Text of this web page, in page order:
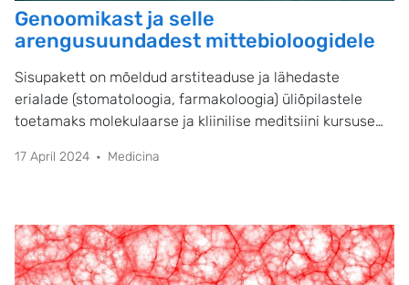
Genoomikast ja selle
arengusuundadest mittebioloogidele
Sisupakett on mõeldud arstiteaduse ja lähedaste
erialade (stomatoloogia, farmakoloogia) üliõpilastele
toetamaks molekulaarse ja kliinilise meditsiini kursuse
17 April 2024 Medicina